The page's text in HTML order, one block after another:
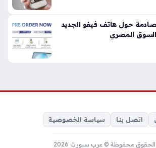
حول هاتف فيفو الجديد
المصري
اتصل بنا سياسة الخصوصية
محفوظة © عرب سبورت 2026